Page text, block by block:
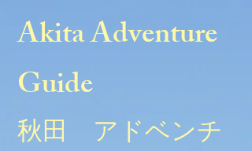
Akita Adventure
Guide
秋田 アドベンチ